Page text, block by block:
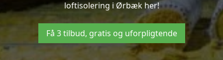
loftisolering i Ørbæk her!
Få 3 tilbud, gratis og uforpligtende